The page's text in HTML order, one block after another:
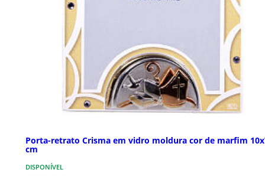
Porta-retrato Crisma em vidro moldura cor de marfim
cm
DISPONÍVEL